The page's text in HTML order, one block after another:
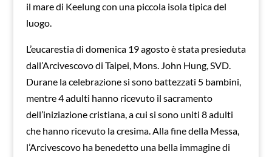
il mare di Keelung con una piccola isola tipica del
luogo.
L’eucarestia di domenica 19 agosto è stata presieduta
dall’Arcivescovo di Taipei, Mons. John Hung, SVD.
Durane la celebrazione si sono battezzati 5 bambini,
mentre 4 adulti hanno ricevuto il sacramento
dell’iniziazione cristiana, a cui si sono uniti 8 adulti
che hanno ricevuto la cresima. Alla fine della Messa,
l’Arcivescovo ha benedetto una bella immagine di